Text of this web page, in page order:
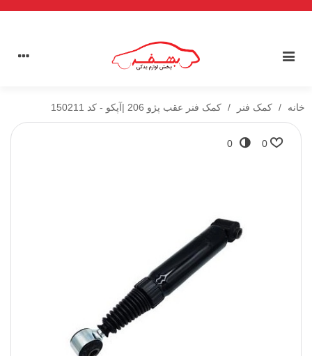
خانه / کمک فنر / کمک فنر عقب پژو 206 |آپکو - کد 150211
0
0